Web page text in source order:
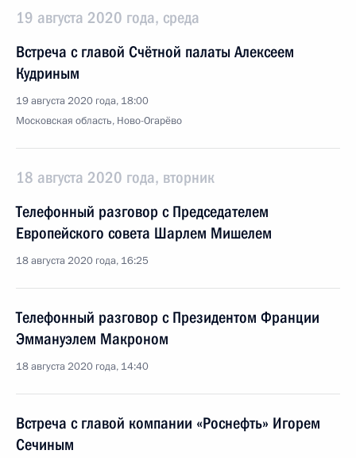
19 августа 2020 года, среда
Встреча с главой Счётной палаты Алексеем
Кудриным
19 августа 2020 года, 18:00
Московская область, Ново-Огарёво
18 августа 2020 года, вторник
Телефонный разговор с Председателем
Европейского совета Шарлем Мишелем
18 августа 2020 года, 16:25
Телефонный разговор с Президентом Франции
Эммануэлем Макроном
18 августа 2020 года, 14:40
Встреча с главой компании «Роснефть» Игорем
Сечиным